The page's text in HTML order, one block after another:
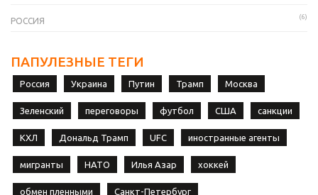
РОССИЯ (6)
ПАПУЛЕЗНЫЕ ТЕГИ
Россия Украина Путин Трамп Москва
Зеленский переговоры футбол США санкции
КХЛ Дональд Трамп UFC иностранные агенты
мигранты НАТО Илья Азар хоккей
обмен пленными Санкт-Петербург